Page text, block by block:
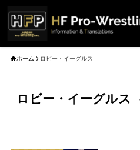
ホーム ロビー・イーグルス
ロビー・イーグルス